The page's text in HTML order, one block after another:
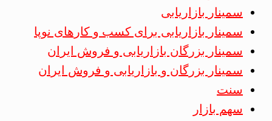
سمینار بازاریابی
سمینار بازاریابی برای کسب و کارهای نوپا
سمینار بزرگان بازاریابی و فروش ایران
سمینار بزرگان و بازاریابی و فروش ایران
سنت
سهم بازار